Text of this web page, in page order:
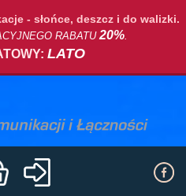
- słońce, deszcz i do walizki.
RABATU20%.
LATO